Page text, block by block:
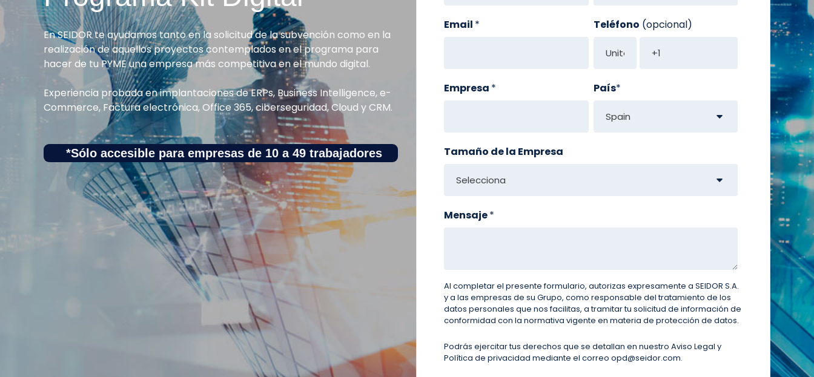
En SEIDOR te ayudamos tanto en la solicitud de la subvención como en la
realización de aquellos proyectos contemplados en el programa para
hacer de tu PYME una empresa más competitiva en el mundo digital.
Experiencia probada en implantaciones de ERPs, Business Intelligence, e-
Commerce, Factura electrónica, Office 365, ciberseguridad, Cloud y CRM.
*Sólo accesible para empresas de 10 a 49 trabajadores
Email * Teléfono (opcional)
Empresa * País*
Tamaño de la Empresa
Mensaje*
Al completar el presente formulario, autorizas expresamente aSEIDOR S.A.
y a las empresas de su Grupo, como responsable del tratamiento de los
datos personales que nos facilitas, a tramitar tu solicitud de información de
conformidad con la normativa vigente en materia de protección de datos.
Podrás ejercitar tus derechos que se detallan en nuestroAviso Legal y
Política de privacidad mediante el correoopd@seidor.com.